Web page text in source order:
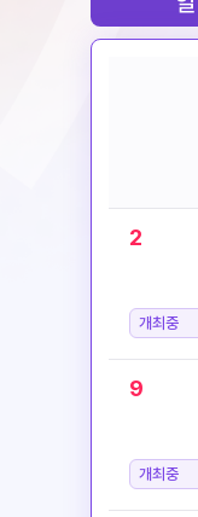
2
개최중
9
개최중